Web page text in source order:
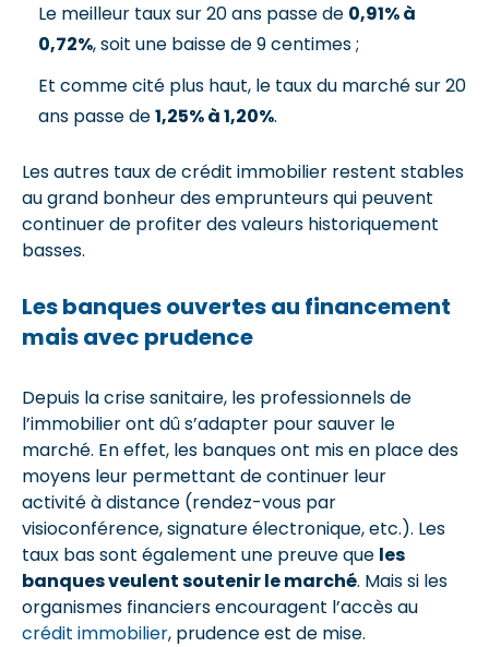
Le meilleur taux sur 20 ans passe de 0,91% à
0,72%, soit une baisse de 9 centimes ;
Et comme cité plus haut, le taux du marché sur 20
ans passe de1,25% à 1,20%.
Les autres taux de crédit immobilier restent stables
au grand bonheur des emprunteurs qui peuvent
continuer de profiter des valeurs historiquement
basses.
Les banques ouvertes au financement
mais avec prudence
Depuis la crise sanitaire, les professionnels de
l’immobilier ont dû s’adapter pour sauver le
marché. En effet, les banques ont mis en place des
moyens leur permettant de continuer leur
activité à distance (rendez-vous par
visioconférence, signature électronique, etc.). Les
taux bas sont également une preuve que les
banques veulent soutenir le marché. Mais si les
organismes financiers encouragent l’accès au
crédit immobilier, prudence est de mise.